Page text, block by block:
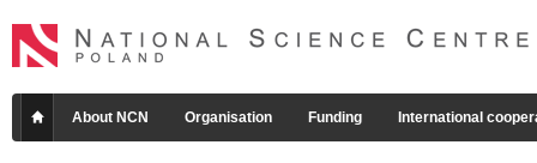
About NCN Organisation Funding International